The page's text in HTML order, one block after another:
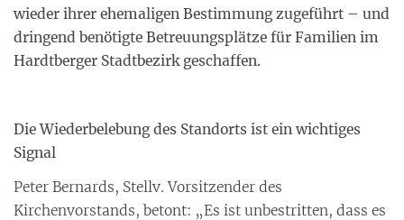
wieder ihrer ehemaligen Bestimmung zugeführt – und
dringend benötigte Betreuungsplätze für Familien im
Hardtberger Stadtbezirk geschaffen.
Die Wiederbelebung des Standorts ist ein wichtiges
Signal
Peter Bernards, Stellv. Vorsitzender des
Kirchenvorstands, betont: „Es ist unbestritten, dass es